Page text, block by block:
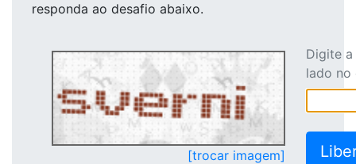
responda ao desafio abaixo.
[trocar imagem]
Digite
lado no